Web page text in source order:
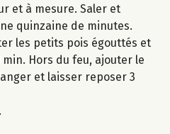
et à mesure. Saler et
quinzaine de minutes.
les petits pois égouttés et
Hors du feu, ajouter le
et laisser reposer 3